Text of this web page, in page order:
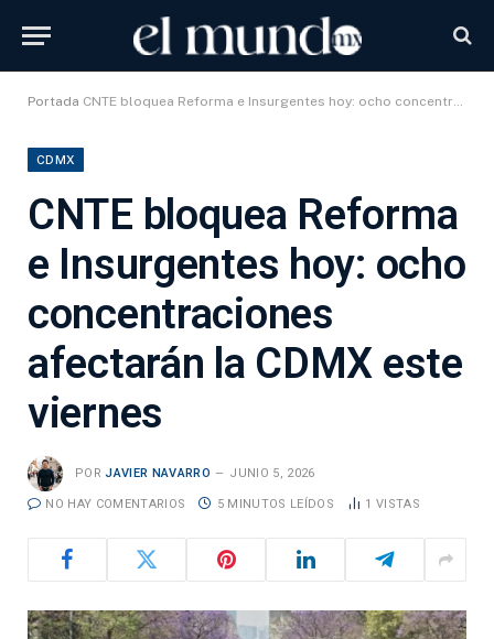
Portada CNTE bloquea Reforma e Insurgentes hoy: ocho concentraciones afectarán la CDMX este viernes
CDMX
CNTE bloquea Reforma
e Insurgentes hoy: ocho
concentraciones
afectarán la CDMX este
viernes
POR JAVIER NAVARRO JUNIO 5, 2026
NO HAY COMENTARIOS 5 MINUTOS LEÍDOS 1 VISTAS